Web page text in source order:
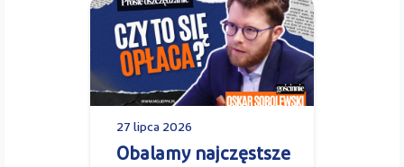
27 lipca 2026
Obalamy najczęstsze